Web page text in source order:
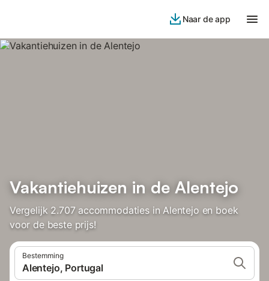
Naar de app
Vakantiehuizen in de Alentejo
Vergelijk 2.707 accommodaties in Alentejo en boek
voor de beste prijs!
Bestemming
Alentejo, Portugal